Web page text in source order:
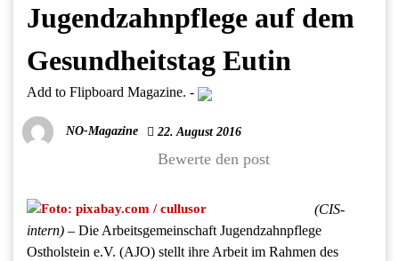
Jugendzahnpflege auf dem
Gesundheitstag Eutin
Add to Flipboard Magazine. -
NO-Magazine 22. August 2016
Bewerte den post
(CIS-
intern) – Die Arbeitsgemeinschaft Jugendzahnpflege
Ostholstein e.V. (AJO) stellt ihre Arbeit im Rahmen des